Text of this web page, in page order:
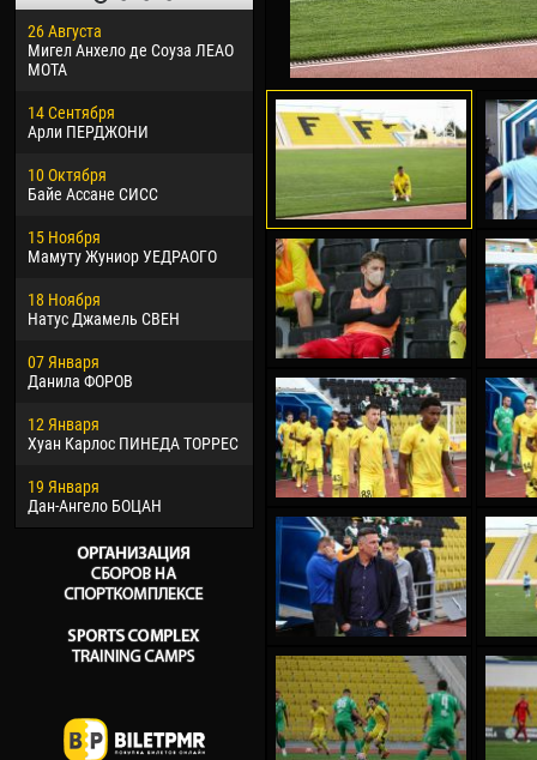
26 Августа
Мигел Анхело де Соуза ЛЕАО
МОТА
14 Сентября
Арли ПЕРДЖОНИ
10 Октября
Байе Ассане СИСС
15 Ноября
Мамуту Жуниор УЕДРАОГО
18 Ноября
Натус Джамель СВЕН
07 Января
Данила ФОРОВ
12 Января
Хуан Карлос ПИНЕДА ТОРРЕС
19 Января
Дан-Ангело БОЦАН
30 Января
Дорасо Морео КЛАС
24 Февраля
Владислав КОСТИН
02 Марта
Вячеслав КОЗМА
09 Марта
Эммануэль АФЕТСЕ
20 Марта
Хайдер Морено АСПРИЛЬЯ
22 Марта
Самба КОНЕ
26 Марта
Витор Уго Морайс де
ОЛИВЕЙРА
28 Марта
04
24
15
24
28
10
15